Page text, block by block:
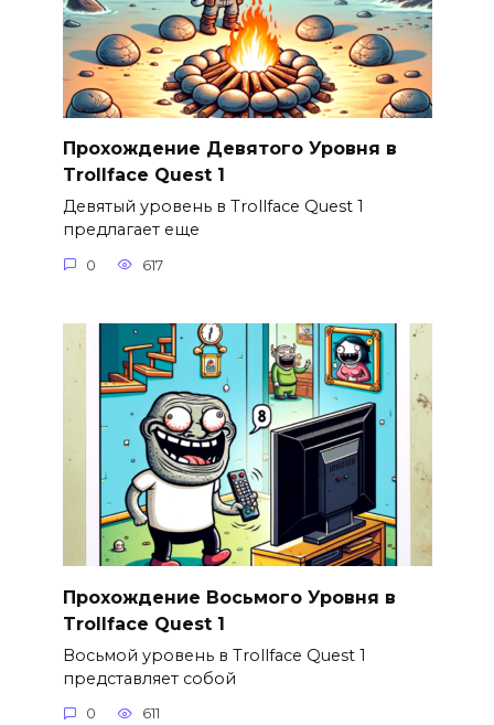
Прохождение Девятого Уровня в
Trollface Quest 1
Девятый уровень в Trollface Quest 1
предлагает еще
0 617
Прохождение Восьмого Уровня в
Trollface Quest 1
Восьмой уровень в Trollface Quest 1
представляет собой
0 611